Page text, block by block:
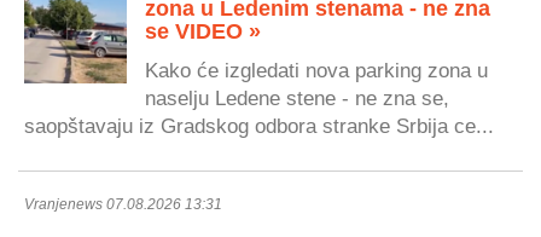
zona u Ledenim stenama - ne zna
se VIDEO »
Kako će izgledati nova parking zona u
naselju Ledene stene - ne zna se,
saopštavaju iz Gradskog odbora stranke Srbija ce...
Vranjenews 07.08.2026 13:31